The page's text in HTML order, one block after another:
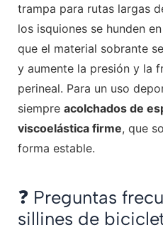
trampa para rutas largas
los isquiones se hunden
que el material sobrante
y aumente la presión y la
perineal. Para un uso
siempre acolchados de
viscoelástica firme, que
forma estable.
❓ Preguntas
sillines de